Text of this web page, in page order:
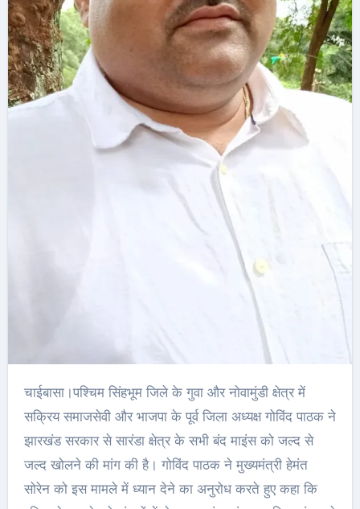
चाईबासा।पश्चिम सिंहभूम जिले के गुवा और नोवामुंडी क्षेत्र में
सक्रिय समाजसेवी और भाजपा के पूर्व जिला अध्यक्ष गोविंद पाठक ने
झारखंड सरकार से सारंडा क्षेत्र के सभी बंद माइंस को जल्द से
जल्द खोलने की मांग की है। गोविंद पाठक ने मुख्यमंत्री हेमंत
सोरेन को इस मामले में ध्यान देने का अनुरोध करते हुए कहा कि